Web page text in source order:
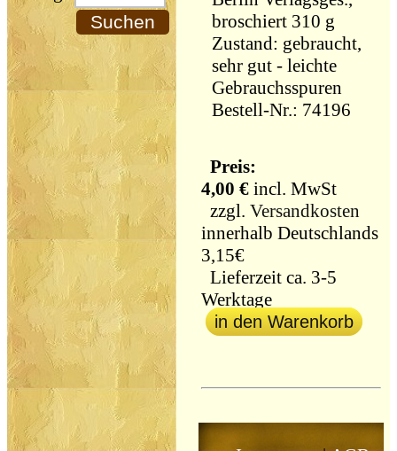
broschiert 310 g
Zustand: gebraucht,
sehr gut - leichte
Gebrauchsspuren
Bestell-Nr.: 74196
Preis:
4,00 € incl. MwSt
zzgl.Versandkosten
innerhalb Deutschlands
3,15€
Lieferzeit ca. 3-5
Werktage
in den Warenkorb